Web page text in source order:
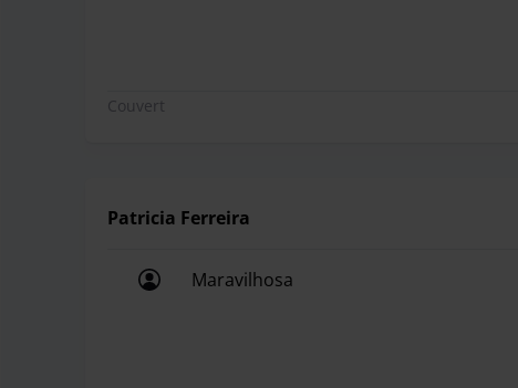
Couvert
Patricia Ferreira
Maravilhosa